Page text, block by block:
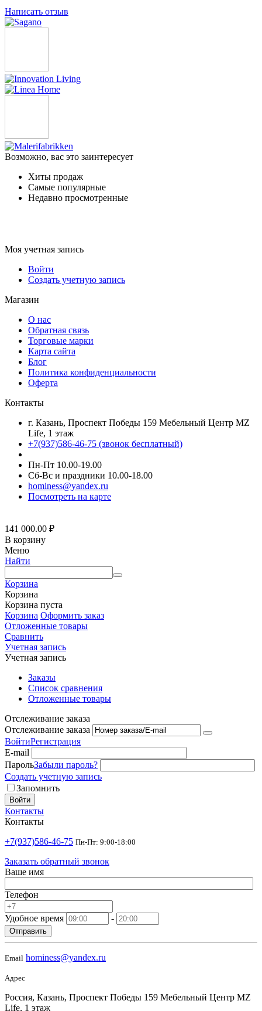
Написать отзыв
Возможно, вас это заинтересует
Хиты продаж
Самые популярные
Недавно просмотренные
Моя учетная запись
Войти
Создать учетную запись
Магазин
О нас
Обратная связь
Торговые марки
Карта сайта
Блог
Политика конфиденциальности
Оферта
Контакты
г. Казань, Проспект Победы 159 Мебельный Центр MZ
Life, 1 этаж
+7(937)586-46-75 (звонок бесплатный)
Пн-Пт 10.00-19.00
Сб-Вс и праздники 10.00-18.00
hominess@yandex.ru
Посмотреть на карте
141 000.00 ₽
В корзину
Меню
Найти
Корзина
Корзина
Корзина пуста
Корзина Оформить заказ
Отложенные товары
Сравнить
Учетная запись
Учетная запись
Заказы
Список сравнения
Отложенные товары
Отслеживание заказа
Отслеживание заказа
ВойтиРегистрация
E-mail
ПарольЗабыли пароль?
Создать учетную запись
Запомнить
Войти
Контакты
Контакты
+7(937)586-46-75 Пн-Пт: 9:00-18:00
Заказать обратный звонок
Ваше имя
Телефон
Удобное время -
Отправить
Email hominess@yandex.ru
Адрес
Россия, Казань, Проспект Победы 159 Мебельный Центр MZ
Life, 1 этаж